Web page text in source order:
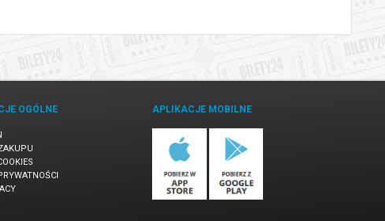
OGÓLNE APLIKACJE MOBILNE